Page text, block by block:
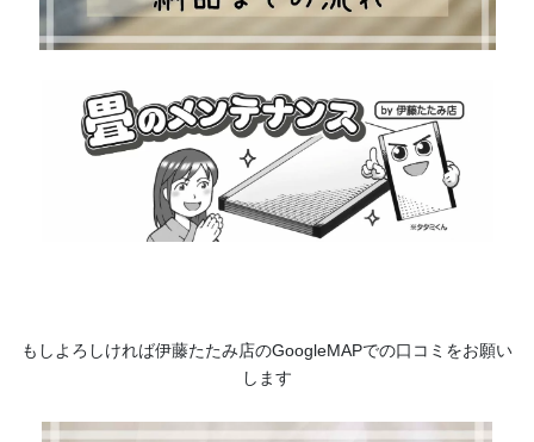
もしよろしければ伊藤たたみ店のGoogleMAPでの口コミをお願い
します